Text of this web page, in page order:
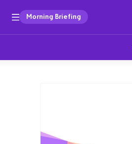
Morning Briefing